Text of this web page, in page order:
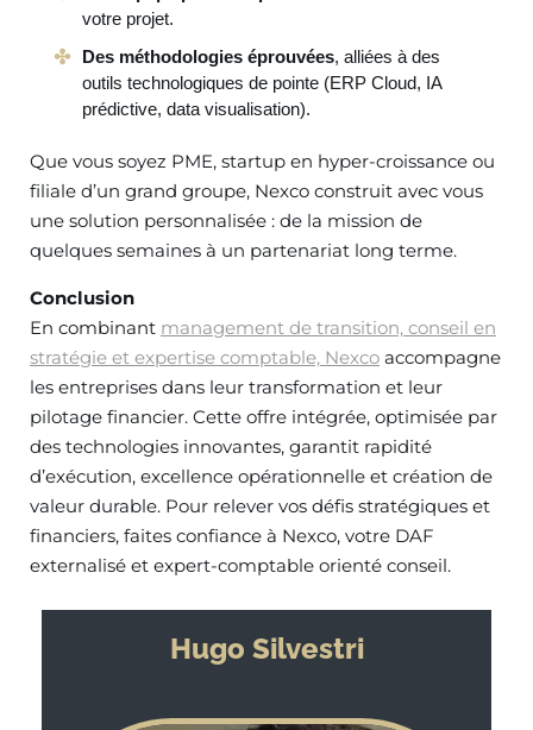
votre projet.
Des méthodologies éprouvées, alliées à des
outils technologiques de pointe (ERP Cloud, IA
prédictive, data visualisation).
Que vous soyez PME, startup en hyper-croissance ou
filiale d’un grand groupe, Nexco construit avec vous
une solution personnalisée : de la mission de
quelques semaines à un partenariat long terme.
Conclusion
En combinant management de transition, conseil en
stratégie et expertise comptable, Nexco accompagne
les entreprises dans leur transformation et leur
pilotage financier. Cette offre intégrée, optimisée par
des technologies innovantes, garantit rapidité
d’exécution, excellence opérationnelle et création de
valeur durable. Pour relever vos défis stratégiques et
financiers, faites confiance à Nexco, votre DAF
externalisé et expert-comptable orienté conseil.
Hugo Silvestri